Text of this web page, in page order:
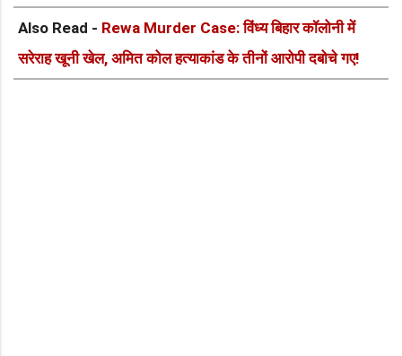
Also Read - Rewa Murder Case: विंध्य बिहार कॉलोनी में
सरेराह खूनी खेल, अमित कोल हत्याकांड के तीनों आरोपी दबोचे गए!